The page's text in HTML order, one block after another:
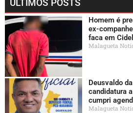
ÚLTIMOS POSTS
Homem é
ex-
faca em
Malagueta
Deusvaldo
candidatura
cumpri
Malagueta